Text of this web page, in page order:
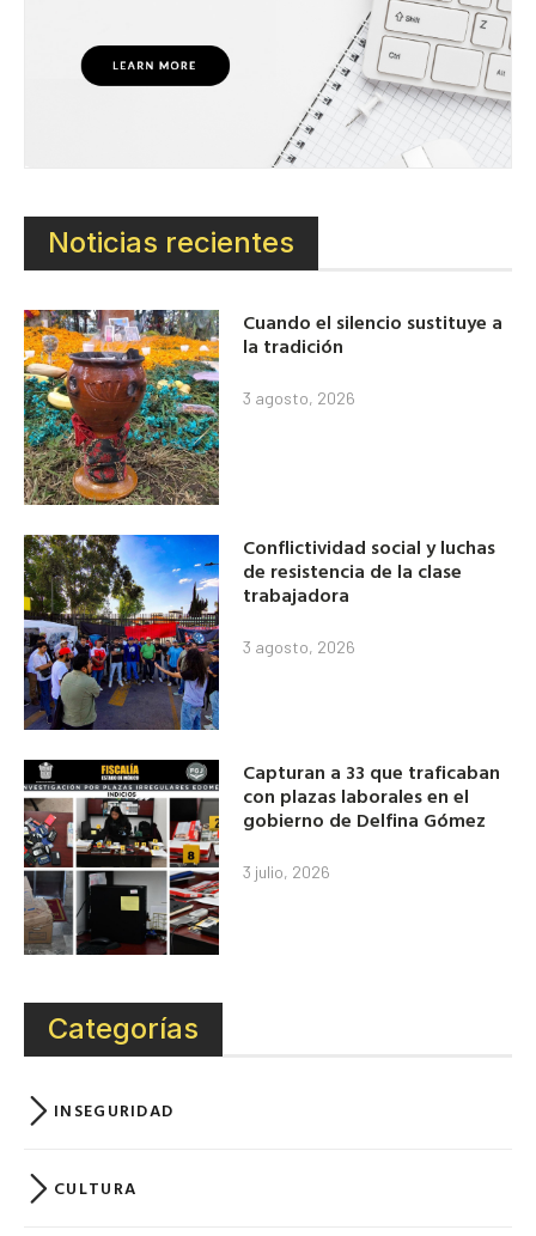
Noticias recientes
Cuando el silencio sustituye a
la tradición
3 agosto, 2026
Conflictividad social y luchas
de resistencia de la clase
trabajadora
3 agosto, 2026
Capturan a 33 que traficaban
con plazas laborales en el
gobierno de Delfina Gómez
3 julio, 2026
Categorías
INSEGURIDAD
CULTURA